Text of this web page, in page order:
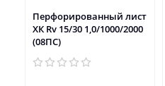
Перфорированный лист
ХК Rv 15/30 1,0/1000/2000
(08ПС)